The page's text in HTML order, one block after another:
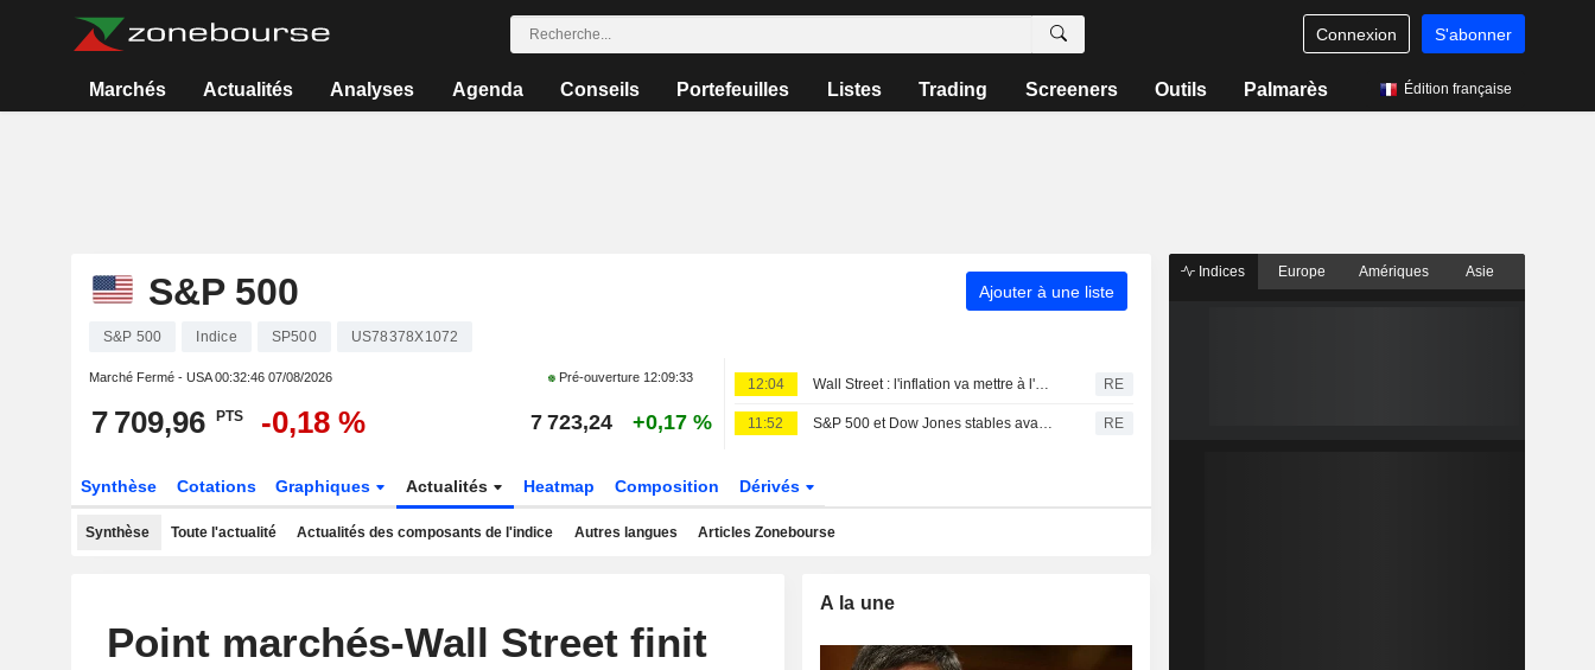
Connexion S'abonner
Marchés Actualités Analyses Agenda Conseils Portefeuilles Listes Trading Screeners Outils Palmarès Édition française
S&P 500 Ajouter à une liste
S&P 500 Indice SP500 US78378X1072
Marché Fermé - USA00:32:46 07/08/2026 Pré-ouverture 12:09:33
7 709,96 PTS -0,18 % 7 723,24 +0,17 %
12:04 Wall Street : l'inflation va mettre à l'épreuve les records boursiers et les perspectives de taux de la Fed RE
11:52 S&P 500 et Dow Jones stables avant les chiffres de l'emploi ; les semi-conducteurs et les logiciels progressent RE
Synthèse Cotations Graphiques Actualités Heatmap Composition Dérivés
Synthèse Toute l'actualité Actualités des composants de l'indice Autres langues Articles Zonebourse
Point marchés-Wall Street finit
A la une
Indices Europe Amériques Asie